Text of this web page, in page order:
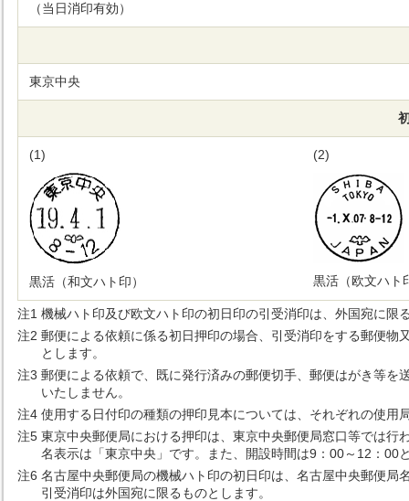
（当日消印有効）
東京中央
(1)
黒活（和文ハト印）
(2)
黒活（欧文ハト
注1 機械ハト印及び欧文ハト印の初日印の引受消印は、外国宛に限
注2 郵便による依頼に係る初日押印の場合、引受消印をする郵便
とします。
注3 郵便による依頼で、既に発行済みの郵便切手、郵便はがき等
いたしません。
注4 使用する日付印の種類の押印見本については、それぞれの使
注5 東京中央郵便局における押印は、東京中央郵便局窓口等では
名表示は「東京中央」です。また、開設時間は9：00～12：00
注6 名古屋中央郵便局の機械ハト印の初日印は、名古屋中央郵便局
引受消印は外国宛に限るものとします。